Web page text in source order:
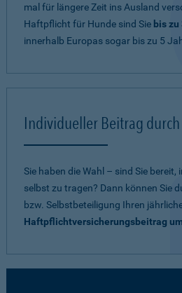
mal für längere Zeit ins Ausland
Haftpflicht für Hunde sind Sie bis
innerhalb Europas sogar bis zu 5
Individueller Beitrag
Sie haben die Wahl – sind Sie
selbst zu tragen? Dann können Sie
bzw. Selbstbeteiligung Ihren
Haftpflichtversicherungsbeitrag um